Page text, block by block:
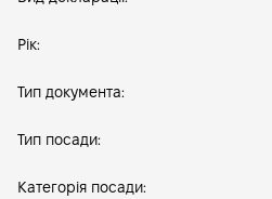
Рік:
Тип документа:
Тип посади:
Категорія посади: